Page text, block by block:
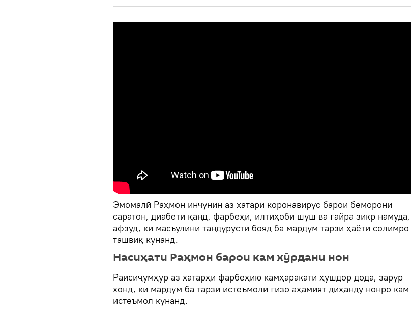
Эмомалӣ Раҳмон инчунин аз хатари коронавирус барои беморони
саратон, диабети қанд, фарбеҳӣ, илтиҳоби шуш ва ғайра зикр намуда,
афзуд, ки масъулини тандурустӣ бояд ба мардум тарзи ҳаёти солимро
ташвиқ кунанд.
Насиҳати Раҳмон барои кам хӯрдани нон
Раисиҷумҳур аз хатарҳи фарбеҳию камҳаракатӣ ҳушдор дода, зарур
хонд, ки мардум ба тарзи истеъмоли ғизо аҳамият диҳанду нонро кам
истеъмол кунанд.